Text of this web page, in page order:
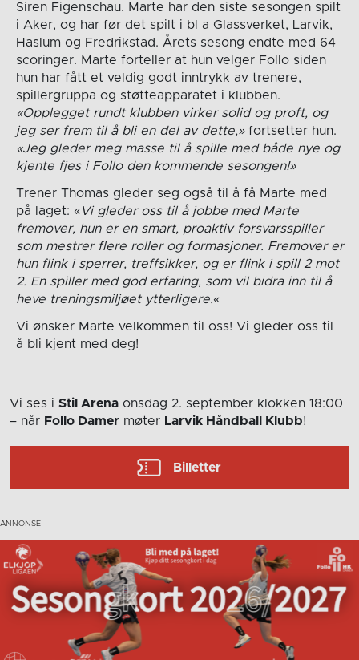
Siren Figenschau. Marte har den siste sesongen spilt
i Aker, og har før det spilt i bl a Glassverket, Larvik,
Haslum og Fredrikstad. Årets sesong endte med 64
scoringer. Marte forteller at hun velger Follo siden
hun har fått et veldig godt inntrykk av trenere,
spillergruppa og støtteapparatet i klubben.
«Opplegget rundt klubben virker solid og proft, og
jeg ser frem til å bli en del av dette,»fortsetter hun.
«Jeg gleder meg masse til å spille med både nye og
kjente fjes i Follo den kommende sesongen!»
Trener Thomas gleder seg også til å få Marte med
på laget: «Vi gleder oss til å jobbe med Marte
fremover, hun er en smart, proaktiv forsvarsspiller
som mestrer flere roller og formasjoner. Fremover er
hun flink i sperrer, treffsikker, og er flink i spill 2 mot
2. En spiller med god erfaring, som vil bidra inn til å
heve treningsmiljøet ytterligere.«
Vi ønsker Marte velkommen til oss! Vi gleder oss til
å bli kjent med deg!
Vi ses i Stil Arena onsdag 2. september klokken 18:00
– når Follo Damer møter Larvik Håndball Klubb!
Billetter